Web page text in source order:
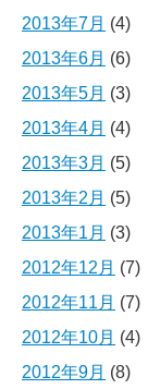
2013年7月 (4)
2013年6月 (6)
2013年5月 (3)
2013年4月 (4)
2013年3月 (5)
2013年2月 (5)
2013年1月 (3)
2012年12月 (7)
2012年11月 (7)
2012年10月 (4)
2012年9月 (8)